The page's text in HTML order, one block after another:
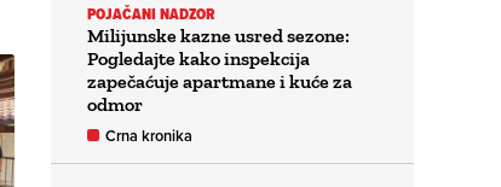
POJAČANI NADZOR
Milijunske kazne usred sezone:
Pogledajte kako inspekcija
zapečaćuje apartmane i kuće za
odmor
Crna kronika